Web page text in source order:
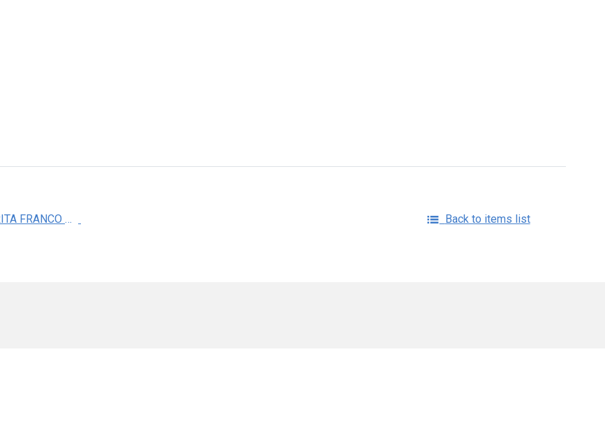
DRA. MARGARITA FRANCO COLIN Back to items list